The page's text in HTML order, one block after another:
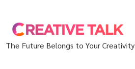
The Future Belongs to Your Creativity